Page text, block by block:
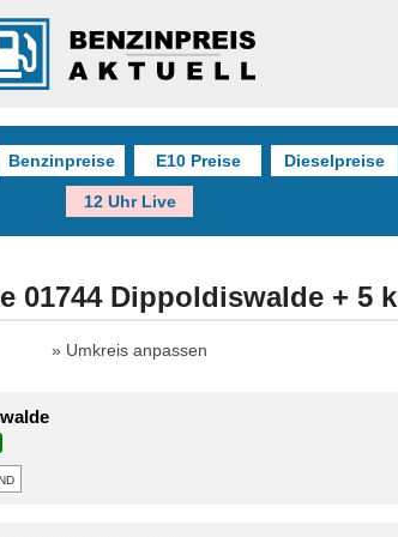
Benzinpreise E10 Preise Dieselpreise
12 Uhr Live
01744 Dippoldiswalde + 5
Umkreis anpassen